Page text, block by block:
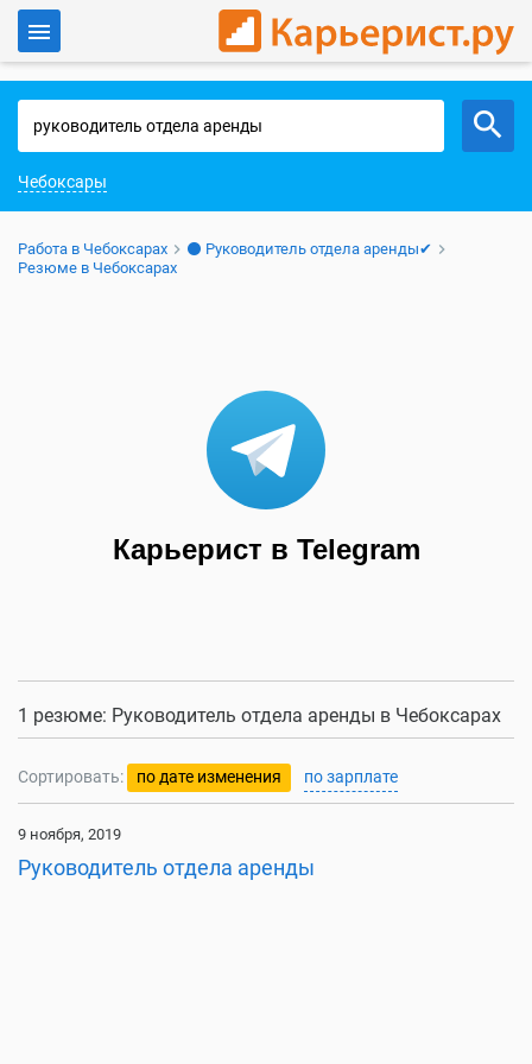
Работа в Чебоксарах
Чебоксары
Работа в Чебоксарах
⚫ Руководитель отдела аренды✔
Резюме в Чебоксарах
Карьерист в Telegram
1 резюме: Руководитель отдела аренды в Чебоксарах
Сортировать: по дате изменения по зарплате
9 ноября, 2019
Руководитель отдела аренды